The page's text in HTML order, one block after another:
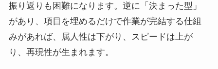
振り返りも困難になります。逆に「決まった型」
があり、項目を埋めるだけで作業が完結する仕組
みがあれば、属人性は下がり、スピードは上が
り、再現性が生まれます。